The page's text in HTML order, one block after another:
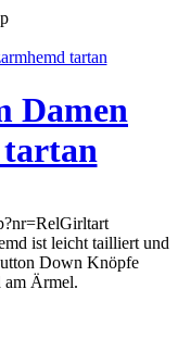
Damen
ist leicht tailliert und
Down Knöpfe
am Ärmel.